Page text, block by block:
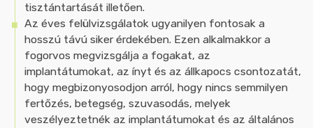
tisztántartását illetően.
Az éves felülvizsgálatok ugyanilyen fontosak a
hosszú távú siker érdekében. Ezen alkalmakkor a
fogorvos megvizsgálja a fogakat, az
implantátumokat, az ínyt és az állkapocs csontozatát,
hogy megbizonyosodjon arról, hogy nincs semmilyen
fertőzés, betegség, szuvasodás, melyek
veszélyeztetnék az implantátumokat és az általános